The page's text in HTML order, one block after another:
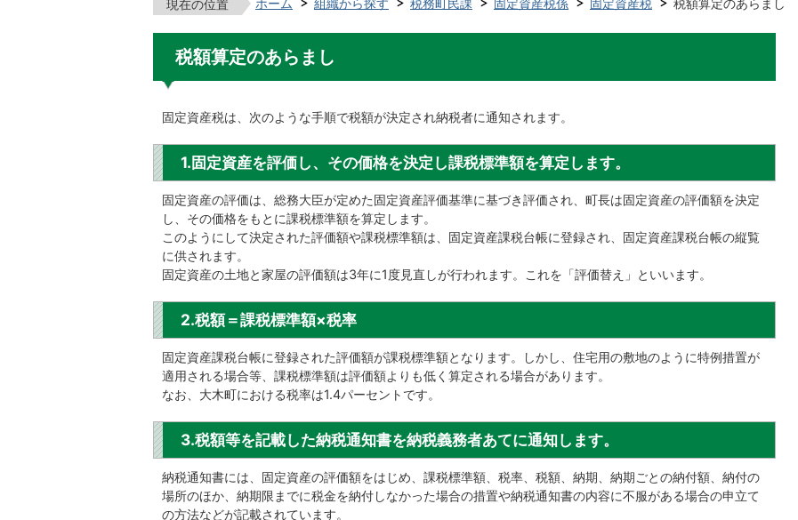
現在の位置 ホーム 組織から探す 税務町民課 固定資産税係 固定資産税 税額算定のあらまし
税額算定のあらまし
固定資産税は、次のような手順で税額が決定され納税者に通知されます。
1.固定資産を評価し、その価格を決定し課税標準額を算定します。
固定資産の評価は、総務大臣が定めた固定資産評価基準に基づき評価され、町長は固定資産の評価額を決定
し、その価格をもとに課税標準額を算定します。
このようにして決定された評価額や課税標準額は、固定資産課税台帳に登録され、固定資産課税台帳の縦覧
に供されます。
固定資産の土地と家屋の評価額は3年に1度見直しが行われます。これを「評価替え」といいます。
2.税額＝課税標準額×税率
固定資産課税台帳に登録された評価額が課税標準額となります。しかし、住宅用の敷地のように特例措置が
適用される場合等、課税標準額は評価額よりも低く算定される場合があります。
なお、大木町における税率は1.4パーセントです。
3.税額等を記載した納税通知書を納税義務者あてに通知します。
納税通知書には、固定資産の評価額をはじめ、課税標準額、税率、税額、納期、納期ごとの納付額、納付の
場所のほか、納期限までに税金を納付しなかった場合の措置や納税通知書の内容に不服がある場合の申立て
の方法などが記載されています。